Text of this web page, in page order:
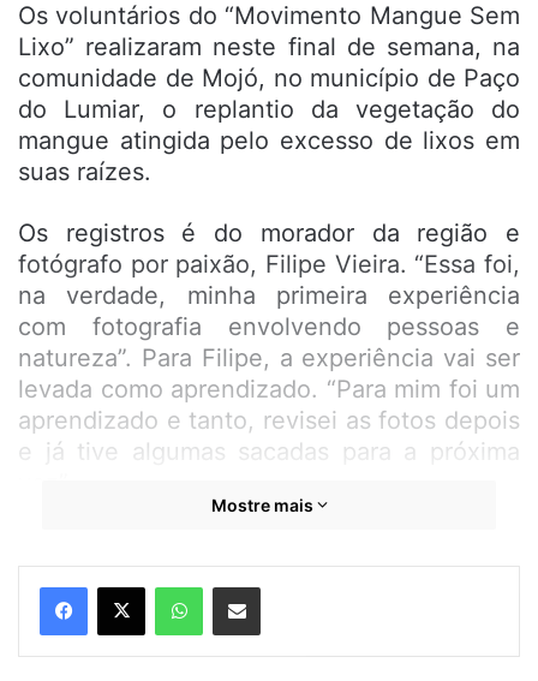
Os voluntários do “Movimento Mangue Sem
Lixo” realizaram neste final de semana, na
comunidade de Mojó, no município de Paço
do Lumiar, o replantio da vegetação do
mangue atingida pelo excesso de lixos em
suas raízes.
Os registros é do morador da região e
fotógrafo por paixão, Filipe Vieira. “Essa foi,
na verdade, minha primeira experiência
com fotografia envolvendo pessoas e
natureza”. Para Filipe, a experiência vai ser
levada como aprendizado. “Para mim foi um
aprendizado e tanto, revisei as fotos depois
e já tive algumas sacadas para a próxima
Mostre mais